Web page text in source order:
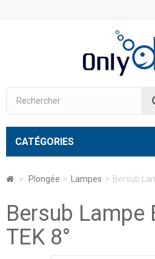
CATÉGORIES
> Plongée > Lampes > Bersub
Bersub Lampe
TEK 8°